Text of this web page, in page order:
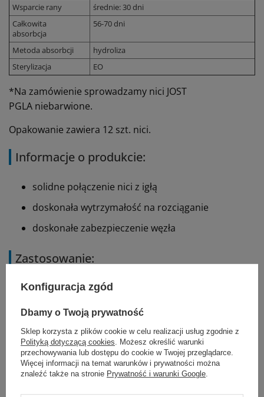
Wsparcie rany
średnie: 30 dni
Całkowita
absorbcja
56-70 dni
Metoda absorbcji
hydroliza
Sterylizacja
EO
*Na zamówienie sprowadzamy nici JOST
PGLA niebarwione.
Opakowanie zawiera 12 szt. nici.
Informacje o produkcie:
solidne połączenie nici z igłą
doskonała wytrzymałość na rozciąganie
doskonałe zabezpieczenie węzła
Zastosowanie:
ogólne przybliżenie tkanek miękkich
chirurgia okulistyczna
Przeciwwskazania:
gdy potrzebne jest długoterminowe, przedłużone
Konfiguracja zgód
Dbamy o Twoją prywatność
Sklep korzysta z plików cookie w celu realizacji usług zgodnie z
Polityką dotyczącą cookies . Możesz określić warunki
przechowywania lub dostępu do cookie w Twojej przeglądarce.
Więcej informacji na temat warunków i prywatności można
znaleźć także na stronie Prywatność i warunki Google